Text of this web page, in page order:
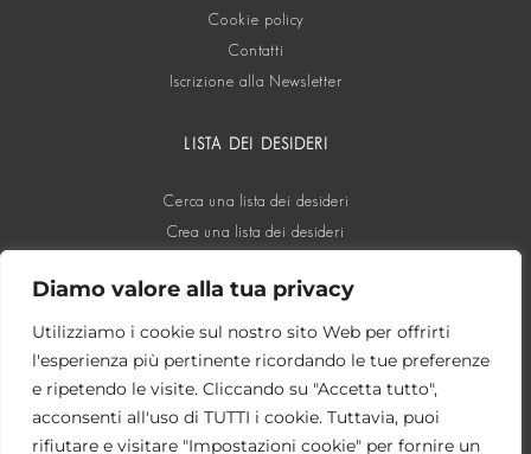
Diamo valore alla tua privacy
Utilizziamo i cookie sul nostro sito Web per offrirti
l'esperienza più pertinente ricordando le tue preferenze
e ripetendo le visite. Cliccando su "Accetta tutto",
acconsenti all'uso di TUTTI i cookie. Tuttavia, puoi
rifiutare e visitare "Impostazioni cookie" per fornire un
Cookie policy
Contatti
Iscrizione alla Newsletter
LISTA DEI DESIDERI
Cerca una lista dei desideri
Crea una lista dei desideri
SOCIAL